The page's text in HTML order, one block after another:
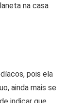
na casa
pois ela
ainda mais se